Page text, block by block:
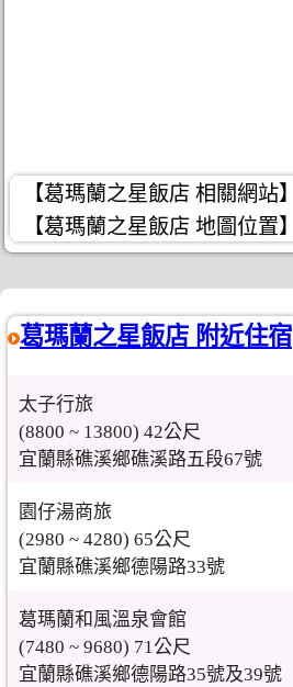
【葛瑪蘭之星飯店 相關網站】
【葛瑪蘭之星飯店 地圖位置】
葛瑪蘭之星飯店 附近住宿
太子行旅
(8800 ~ 13800) 42公尺
宜蘭縣礁溪鄉礁溪路五段67號
園仔湯商旅
(2980 ~ 4280) 65公尺
宜蘭縣礁溪鄉德陽路33號
葛瑪蘭和風溫泉會館
(7480 ~ 9680) 71公尺
宜蘭縣礁溪鄉德陽路35號及39號